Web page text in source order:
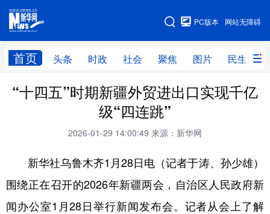
网站无障碍
PC版本
首页 头条 时政 社会 聚焦 图片 民生
网站地图
头条 时政 社会 聚焦
民生 访谈
服务
云游新疆 云端悦读 云看书画 光影新疆
人事频道 融媒体联播 廉政频道 新华视角看新疆
“十四五”时期新疆外贸进出口实现千亿
级“四连跳”
2026-01-29 14:00:49 来源：新华网
新华社乌鲁木齐1月28日电（记者于涛、孙少雄）
围绕正在召开的2026年新疆两会，自治区人民政府新
闻办公室1月28日举行新闻发布会。记者从会上了解